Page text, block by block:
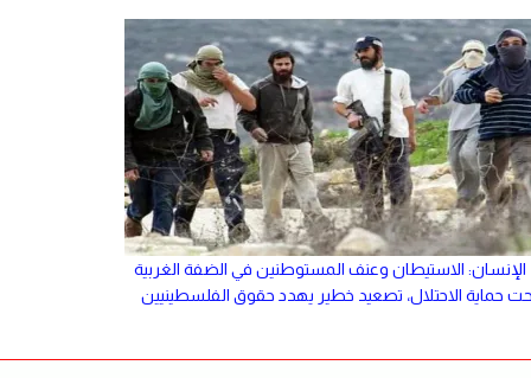
الإنسان: الاستيطان وعنف المستوطنين في الضفة الغربية
حماية الاحتلال، تصعيد خطير يهدد حقوق الفلسطينيين